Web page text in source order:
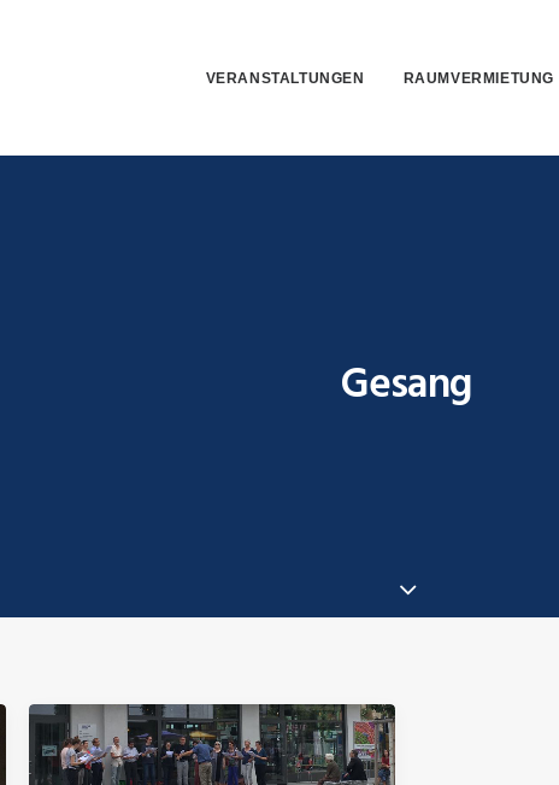
VERANSTALTUNGEN RAUMVERMIETUNG
Gesang